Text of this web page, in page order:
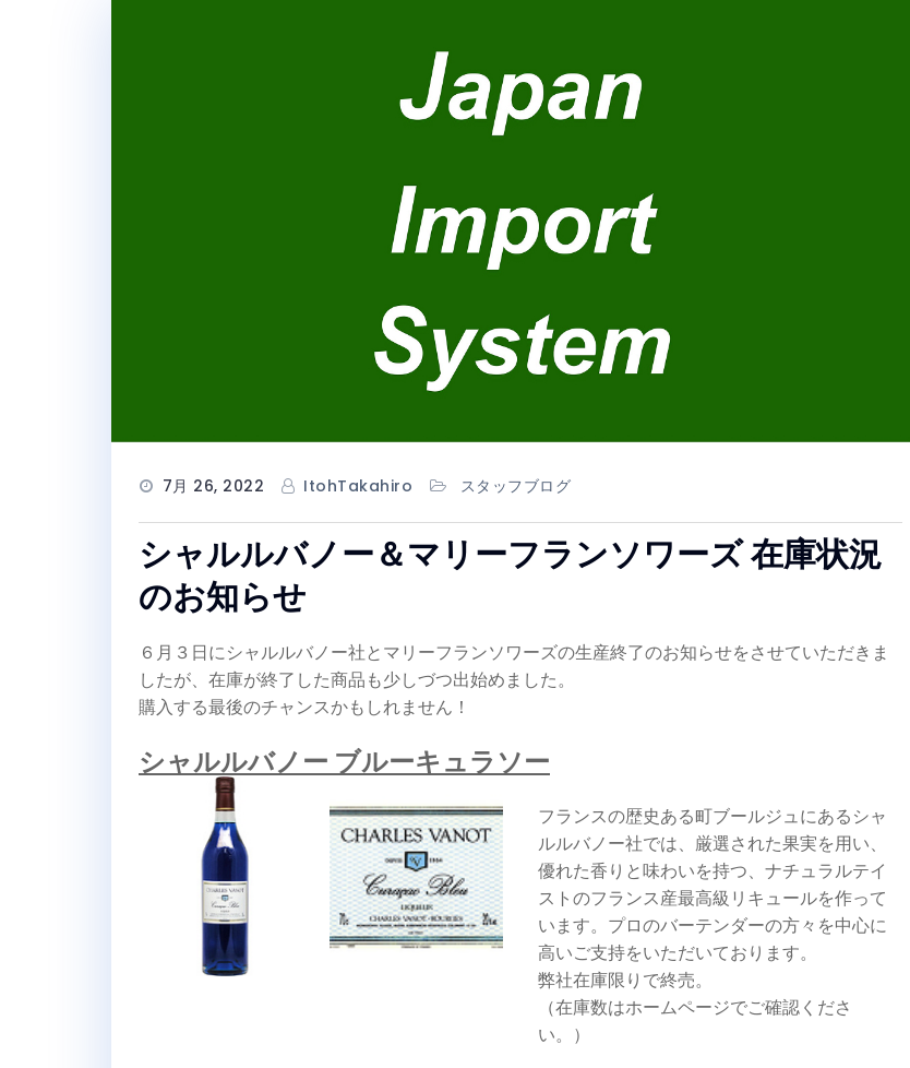
7月 26, 2022 ItohTakahiro スタッフブログ
シャルルバノー＆マリーフランソワーズ 在庫状況
のお知らせ
６月３日にシャルルバノー社とマリーフランソワーズの生産終了のお知らせをさせていただきま
したが、在庫が終了した商品も少しづつ出始めました。
購入する最後のチャンスかもしれません！
シャルルバノー ブルーキュラソー
フランスの歴史ある町ブールジュにあるシャ
ルルバノー社では、厳選された果実を用い、
優れた香りと味わいを持つ、ナチュラルテイ
ストのフランス産最高級リキュールを作って
います。プロのバーテンダーの方々を中心に
高いご支持をいただいております。
弊社在庫限りで終売。
（在庫数はホームページでご確認くださ
い。）